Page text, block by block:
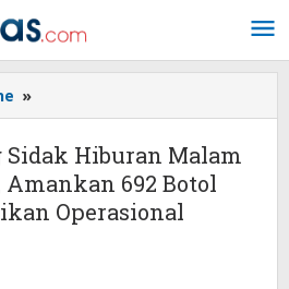
»
Serang
Sidak
Hiburan
Malam
di
Sidak Hiburan Malam
692 Botol
Operasional